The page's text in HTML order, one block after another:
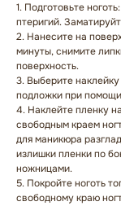
1. Подготовьте
птеригий.
2. Нанесите на
минуты, снимите
поверхность.
3. Выберите
подложки при
4. Наклейте пленку
свободным краем
для маникюра
излишки пленки по
ножницами.
5. Покройте ноготь
свободному краю
КАТАЛОГ
ГЛАВНАЯ